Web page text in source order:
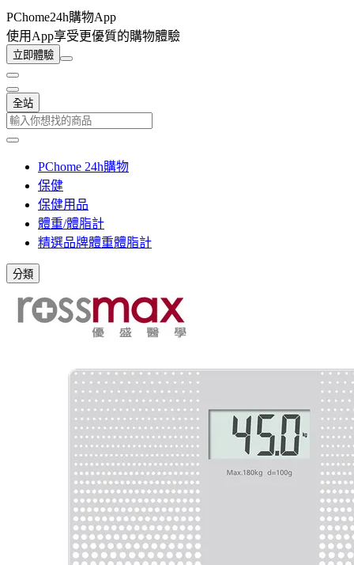
PChome24h購物App
使用App享受更優質的購物體驗
立即體驗
全站
PChome 24h購物
保健
保健用品
體重/體脂計
精選品牌體重體脂計
分類